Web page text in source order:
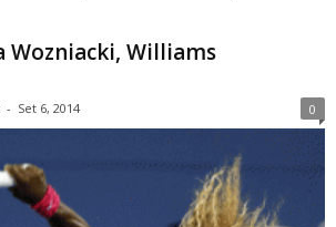
Wozniacki, Williams
- Set 6, 2014 0